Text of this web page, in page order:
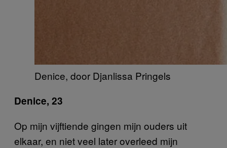
Denice, door Djanlissa Pringels
Denice, 23
Op mijn vijftiende gingen mijn ouders uit
elkaar, en niet veel later overleed mijn